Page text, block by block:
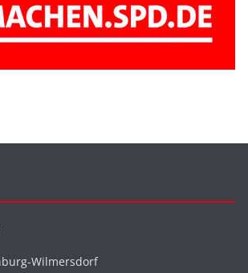
Wilmersdorf